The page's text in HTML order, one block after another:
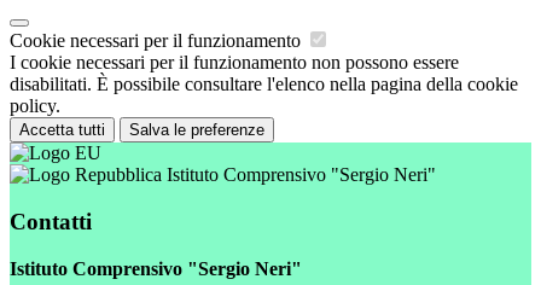
Cookie necessari per il funzionamento
I cookie necessari per il funzionamento non possono essere
disabilitati. È possibile consultare l'elenco nella pagina della cookie
policy.
Accetta tutti Salva le preferenze
Istituto Comprensivo "Sergio Neri"
Contatti
Istituto Comprensivo "Sergio Neri"